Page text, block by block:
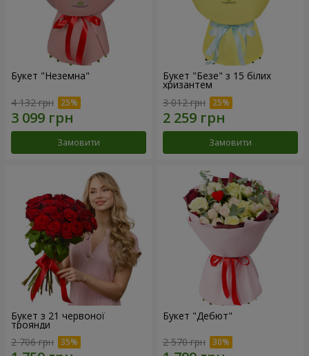
Букет "Неземна"
4 132 грн
Замовити
Букет "Безе" з 15 білих
хризантем
3 012 грн
Замовити
Букет з 21 червоної
троянди
2 706 грн
Букет "Дебют"
2 570 грн